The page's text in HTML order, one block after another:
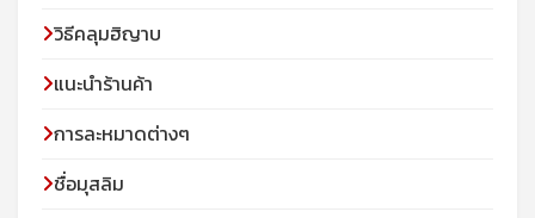
วิธีคลุมฮิญาบ
แนะนำร้านค้า
การละหมาดต่างๆ
ชื่อมุสลิม